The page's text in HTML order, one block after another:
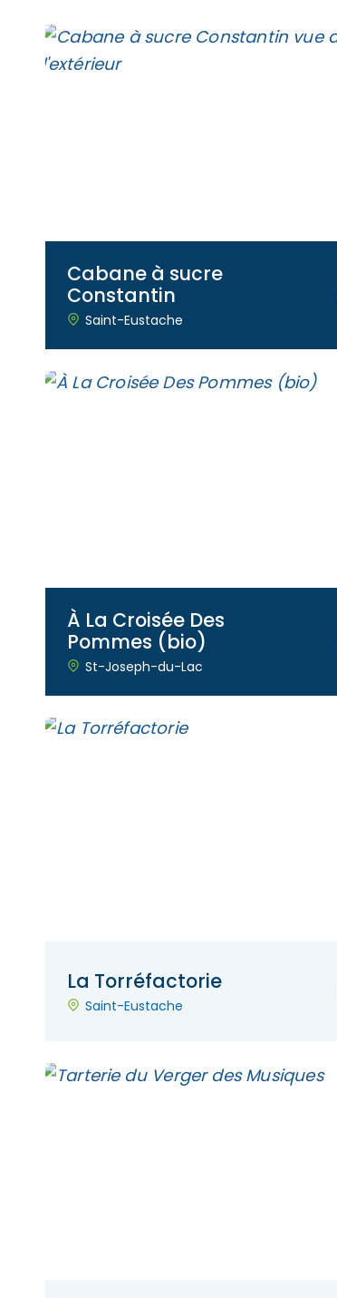
Accès membre
Cabane à sucre
Constantin
Saint-Eustache
À La Croisée Des
Pommes (bio)
St-Joseph-du-Lac
La Torréfactorie
Saint-Eustache